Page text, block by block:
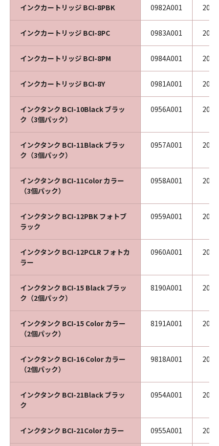
インクカートリッジ BCI-8PBK 0982A001
インクカートリッジ BCI-8PC 0983A001
インクカートリッジ BCI-8PM 0984A001
インクカートリッジ BCI-8Y 0981A001
インクタンク BCI-10Black ブラッ
ク（3個パック）
0956A001
インクタンク BCI-11Black ブラッ
ク（3個パック）
0957A001
インクタンク BCI-11Color カラー
（3個パック）
0958A001
インクタンク BCI-12PBK フォトブ
ラック
0959A001
インクタンク BCI-12PCLR フォトカ
ラー
0960A001
インクタンク BCI-15 Black ブラッ
ク（2個パック）
8190A001
インクタンク BCI-15 Color カラー
（2個パック）
8191A001
インクタンク BCI-16 Color カラー
（2個パック）
9818A001
インクタンク BCI-21Black ブラッ
ク
0954A001
インクタンク BCI-21Color カラー 0955A001